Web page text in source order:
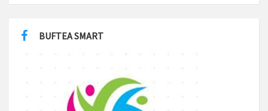
BUFTEA SMART